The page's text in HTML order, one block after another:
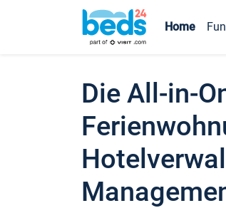
Home
Die All-in-